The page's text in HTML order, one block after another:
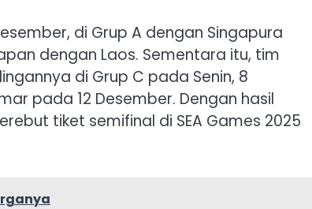
di Grup A dengan Singapura
dengan Laos. Sementara itu, tim
di Grup C pada Senin, 8
pada 12 Desember. Dengan hasil
tiket semifinal di SEA Games 2025